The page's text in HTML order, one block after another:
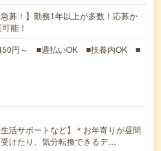
急募！】勤務1年以上が多数！応募か
能！
円～ ■週払いOK ■扶養内OK ■
活サポートなど】＊お年寄りが昼間
けたり、気分転換できるデ…